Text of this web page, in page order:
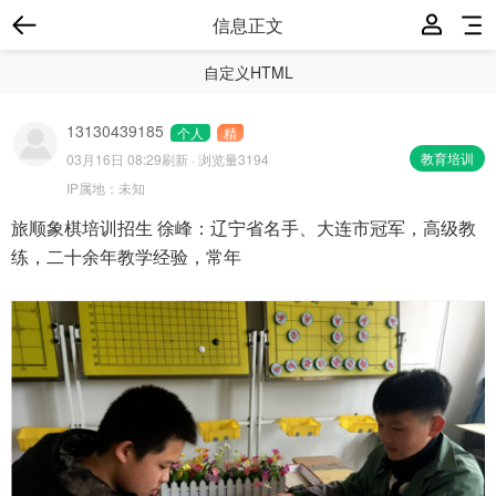
信息正文
自定义HTML
13130439185 个人
精
教育培训
03月16日 08:29刷新 · 浏览量3194
IP属地： 未知
旅顺象棋培训招生 徐峰：辽宁省名手、大连市冠军，高级教
练，二十余年教学经验，常年